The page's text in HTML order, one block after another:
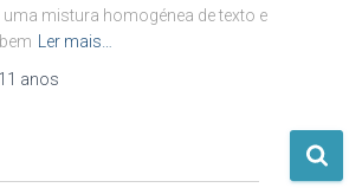
mistura homogénea de texto e
Ler mais…
11 anos